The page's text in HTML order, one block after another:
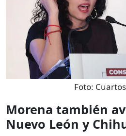
Foto:
Morena también
Nuevo León y